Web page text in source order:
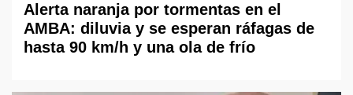
Alerta naranja por tormentas en el
AMBA: diluvia y se esperan ráfagas de
hasta 90 km/h y una ola de frío